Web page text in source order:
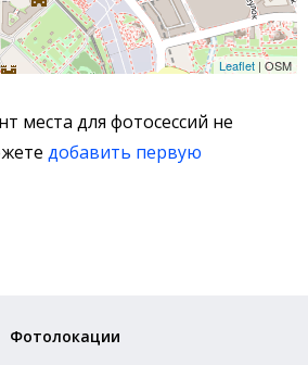
Leaflet | OSM
места для фотосессий не
добавить первую
Фотолокации